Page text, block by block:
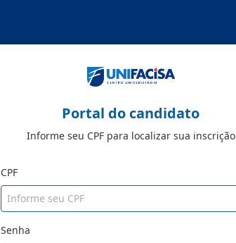
Portal do candidato
Informe seu CPF para localizar sua inscrição
CPF
Senha